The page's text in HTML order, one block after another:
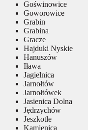
Goświnowice
Goworowice
Grabin
Grabina
Gracze
Hajduki Nyskie
Hanuszów
Iława
Jagielnica
Jarnołtów
Jarnołtówek
Jasienica Dolna
Jędrzychów
Jeszkotle
Kamienica